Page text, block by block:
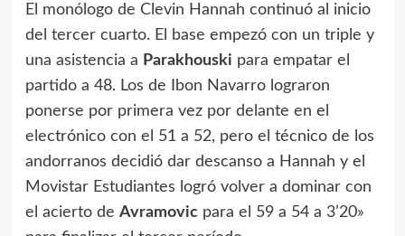
El monólogo de Clevin Hannah continuó al inicio
del tercer cuarto. El base empezó con un triple y
una asistencia a Parakhouski para empatar el
partido a 48. Los de Ibon Navarro lograron
ponerse por primera vez por delante en el
electrónico con el 51 a 52, pero el técnico de los
andorranos decidió dar descanso a Hannah y el
Movistar Estudiantes logró volver a dominar con
el acierto de Avramovicpara el 59 a 54 a 3’20»